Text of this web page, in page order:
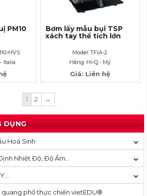
PM10
HVS
Italia
Bơm lấy mẫu bụi TSP
xách tay thể tích lớn
Model: TFIA-2
Hãng: Hi-Q - Mỹ
Giá: Liên hệ
1 2 →
DỤNG
Hoá Sinh
Nhiệt Độ, Độ Ẩm…
quang phổ thực chiến vietEDU®